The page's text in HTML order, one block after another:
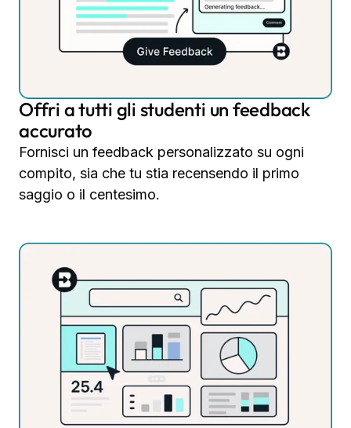
Offri a tutti gli studenti un feedback
accurato
Fornisci un feedback personalizzato su ogni
compito, sia che tu stia recensendo il primo
saggio o il centesimo.